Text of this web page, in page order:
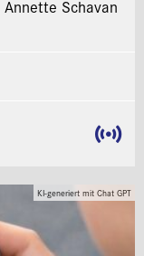
Schavan
KI-generiert mit Chat GPT